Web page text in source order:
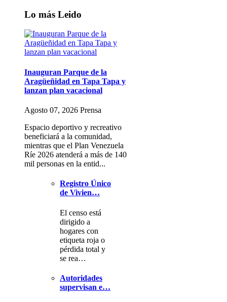
Lo más Leido
Inauguran Parque de la
Aragüeñidad en Tapa Tapa y
lanzan plan vacacional
Agosto 07, 2026 Prensa
Espacio deportivo y recreativo
beneficiará a la comunidad,
mientras que el Plan Venezuela
Ríe 2026 atenderá a más de 140
mil personas en la entid...
Registro Único
de Vivien…
El censo está
dirigido a
hogares con
etiqueta roja o
pérdida total y
se rea…
Autoridades
supervisan e…